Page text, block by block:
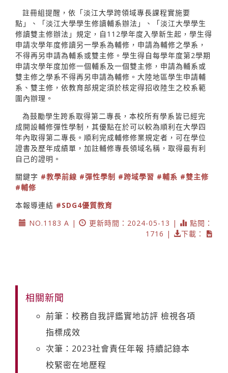
註冊組提醒，依「淡江大學跨領域專長課程實施要
點」、「淡江大學學生修讀輔系辦法」、「淡江大學學生
修讀雙主修辦法」規定，自112學年度入學新生起，學生得
申請次學年度修讀另一學系為輔修，申請為輔修之學系，
不得再另申請為輔系或雙主修。學生得自每學年度第2學期
申請次學年度加修一個輔系及一個雙主修，申請為輔系或
雙主修之學系不得再另申請為輔修。大陸地區學生申請輔
系、雙主修，依教育部規定須於核定得招收陸生之校系範
圍內辦理。
為鼓勵學生跨系取得第二專長，本校所有學系皆已經完
成開設輔修彈性學制，其優點在於可以較為順利在大學四
年內取得第二專長。順利完成輔修修業規定者，可在學位
證書及歷年成績單，加註輔修專長領域名稱，取得最有利
自己的證明。
關鍵字 #教學前線 #彈性學制 #跨域學習 #輔系 #雙主修
#輔修
本報導連結 #SDG4優質教育
NO.1183 A |
更新時間：2024-05-13 |
點閱：
1716 |
下載：
相關新聞
前筆：校務自我評鑑實地訪評 檢視各項
指標成效
次筆：2023社會責任年報 持續記錄本
校緊密在地歷程